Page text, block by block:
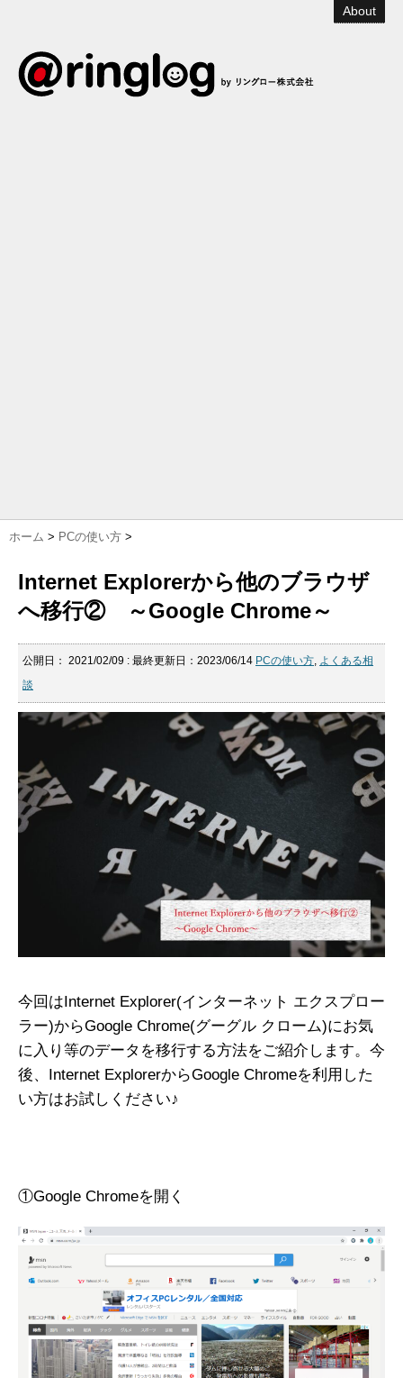
About
ホーム > PCの使い方 >
Internet Explorerから他のブラウザ
へ移行② ～Google Chrome～
公開日： 2021/02/09 : 最終更新日：2023/06/14 PCの使い方, よくある相
談
今回はInternet Explorer(インターネット エクスプロー
ラー)からGoogle Chrome(グーグル クローム)にお気
に入り等のデータを移行する方法をご紹介します。今
後、Internet ExplorerからGoogle Chromeを利用した
い方はお試しください♪
①Google Chromeを開く